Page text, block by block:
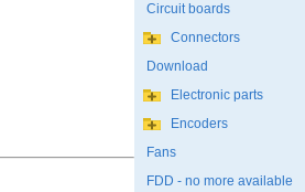
Circuit boards
Connectors
Download
Electronic parts
Encoders
Fans
FDD - no more available